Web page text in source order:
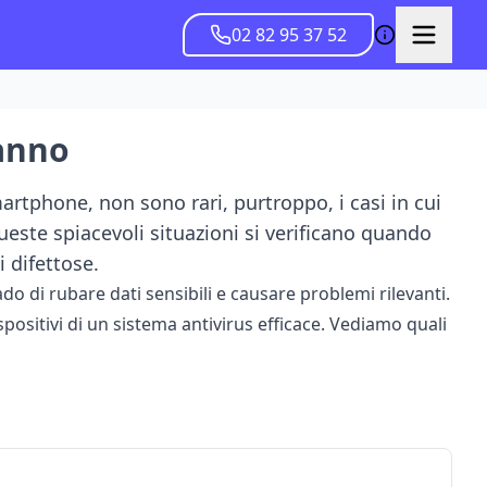
02 82 95 37 52
non sono rari, purtroppo, i casi in cui
spiacevoli situazioni si verificano quando
difettose.
di rubare dati sensibili e causare problemi rilevanti.
di un sistema antivirus efficace. Vediamo quali